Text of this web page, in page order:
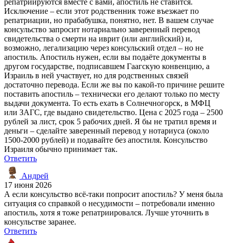
Исключение – если этот родственник тоже въезжает по
репатриации, но прабабушка, понятно, нет. В вашем случае
консульство запросит нотариально заверенный перевод
свидетельства о смерти на иврит (или английский) и,
возможно, легализацию через консульский отдел – но не
апостиль. Апостиль нужен, если вы подаёте документы в
другом государстве, подписавшем Гаагскую конвенцию, а
Израиль в ней участвует, но для родственных связей
достаточно перевода. Если же вы по какой-то причине решите
поставить апостиль – технически его делают только по месту
выдачи документа. То есть ехать в Солнечногорск, в МФЦ
или ЗАГС, где выдано свидетельство. Цена с 2025 года – 2500
рублей за лист, срок 5 рабочих дней. Я бы не тратил время и
деньги – сделайте заверенный перевод у нотариуса (около
1500-2000 рублей) и подавайте без апостиля. Консульство
Израиля обычно принимает так.
Ответить
Андрей
17 июня 2026
А если консульство всё-таки попросит апостиль? У меня была
ситуация со справкой о несудимости – потребовали именно
апостиль, хотя я тоже репатриировался. Лучше уточнить в
консульстве заранее.
Ответить